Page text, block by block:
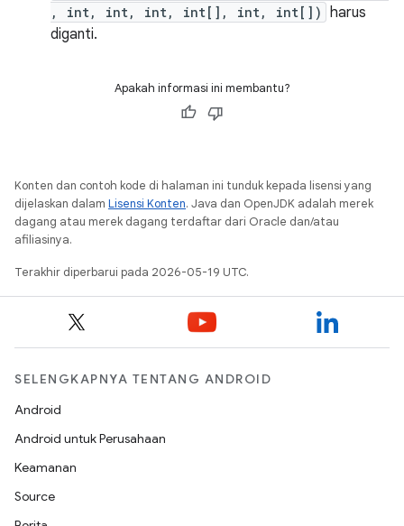
, int, int, int, int[], int, int[]) harus
diganti.
Apakah informasi ini membantu?
Konten dan contoh kode di halaman ini tunduk kepada lisensi yang
dijelaskan dalam Lisensi Konten. Java dan OpenJDK adalah merek
dagang atau merek dagang terdaftar dari Oracle dan/atau
afiliasinya.
Terakhir diperbarui pada 2026-05-19 UTC.
SELENGKAPNYA TENTANG ANDROID
Android
Android untuk Perusahaan
Keamanan
Source